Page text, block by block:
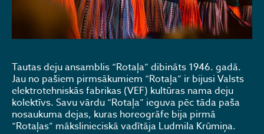
Tautas deju ansamblis “Rotaļa” dibināts 1946. gadā.
Jau no pašiem pirmsākumiem “Rotaļa” ir bijusi Valsts
elektrotehniskās fabrikas (VEF) kultūras nama deju
kolektīvs. Savu vārdu “Rotaļa” ieguva pēc tāda paša
nosaukuma dejas, kuras horeogrāfe bija pirmā
“Rotaļas” mākslinieciskā vadītāja Ludmila Krūmiņa.